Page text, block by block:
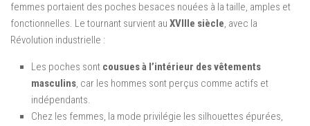
femmes portaient des poches besaces nouées à la taille, amples et
fonctionnelles. Le tournant survient au XVIIIe siècle, avec la
Révolution industrielle :
Les poches sont cousues à l’intérieur des vêtements
masculins, car les hommes sont perçus comme actifs et
indépendants.
Chez les femmes, la mode privilégie les silhouettes épurées,